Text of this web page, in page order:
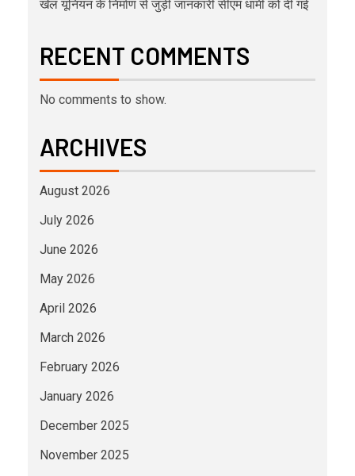
खेल यूनियन के निर्माण से जुड़ी जानकारी सीएम धामी को दी गई
RECENT COMMENTS
No comments to show.
ARCHIVES
August 2026
July 2026
June 2026
May 2026
April 2026
March 2026
February 2026
January 2026
December 2025
November 2025